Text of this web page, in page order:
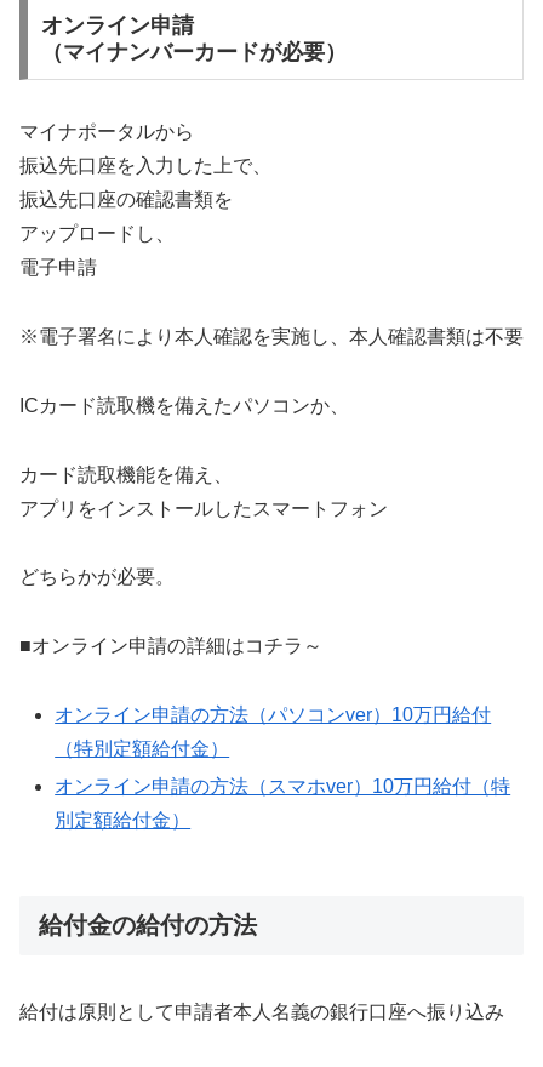
オンライン申請
（マイナンバーカードが必要）
マイナポータルから
振込先口座を入力した上で、
振込先口座の確認書類を
アップロードし、
電子申請
※電子署名により本人確認を実施し、本人確認書類は不要
ICカード読取機を備えたパソコンか、
カード読取機能を備え、
アプリをインストールしたスマートフォン
どちらかが必要。
■オンライン申請の詳細はコチラ～
オンライン申請の方法（パソコンver）10万円給付
（特別定額給付金）
オンライン申請の方法（スマホver）10万円給付（特
別定額給付金）
給付金の給付の方法
給付は原則として申請者本人名義の銀行口座へ振り込み